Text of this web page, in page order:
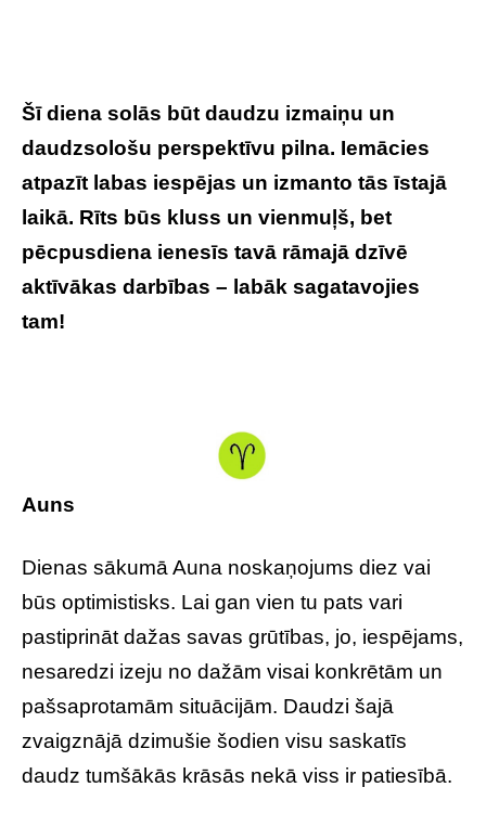
Šī diena solās būt daudzu izmaiņu un
daudzsološu perspektīvu pilna. Iemācies
atpazīt labas iespējas un izmanto tās īstajā
laikā. Rīts būs kluss un vienmuļš, bet
pēcpusdiena ienesīs tavā rāmajā dzīvē
aktīvākas darbības – labāk sagatavojies
tam!
Auns
Dienas sākumā Auna noskaņojums diez vai
būs optimistisks. Lai gan vien tu pats vari
pastiprināt dažas savas grūtības, jo, iespējams,
nesaredzi izeju no dažām visai konkrētām un
pašsaprotamām situācijām. Daudzi šajā
zvaigznājā dzimušie šodien visu saskatīs
daudz tumšākās krāsās nekā viss ir patiesībā.